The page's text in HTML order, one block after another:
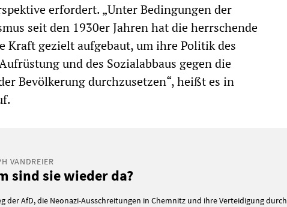
erfordert. „Unter Bedingungen der
seit den 1930er Jahren hat die herrschende
Kraft gezielt aufgebaut, um ihre Politik des
und des Sozialabbaus gegen die
Bevölkerung durchzusetzen“, heißt es in
VANDREIER
sind sie wieder da?
der AfD, die Neonazi-Ausschreitungen in Chemnitz und ihre Verteidigung durch